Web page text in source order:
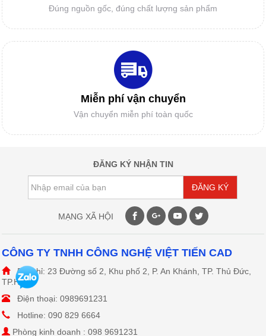
công cần mua BẢNG NHẬP RẬP MẨU -
BẢNG SỐ HÓA?
GIẤY IN SƠ ĐỒ
DAO MÁY CẮT RẬP
ĐẦU PHUN HP11
Đúng nguồn gốc, đúng chất lượng sản phẩm
Miễn phí vận chuyển
Vận chuyển miễn phí toàn quốc
ĐĂNG KÝ NHẬN TIN
ĐĂNG KÝ
MẠNG XÃ HỘI
CÔNG TY TNHH CÔNG NGHỆ VIỆT TIẾN CAD
Địa chỉ: 23 Đường số 2, Khu phố 2, P. An Khánh, TP. Thủ Đức,
TP.HCM
Điện thoại: 0989691231
Hotline: 090 829 6664
Phòng kinh doanh : 098 9691231